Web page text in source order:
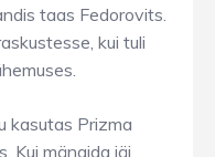
taas Fedorovits.
kui tuli
kasutas Prizma
Kui mängida jäi